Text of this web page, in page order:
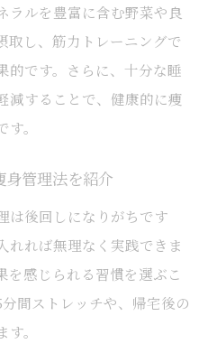
る働き方の工夫を紹介
両立させるヒント
身習慣の作り方
回復習慣の取り入れ方
立する生活リズムを解
痩身ケアのおすすめ
労回復法の実例紹介
ラルを豊富に含む野菜や良
取し、筋力トレーニングで
的です。さらに、十分な睡
減することで、健康的に痩
。
身管理法を紹介
は後回しになりがちです
れれば無理なく実践できま
を感じられる習慣を選ぶこ
間ストレッチや、帰宅後の
。